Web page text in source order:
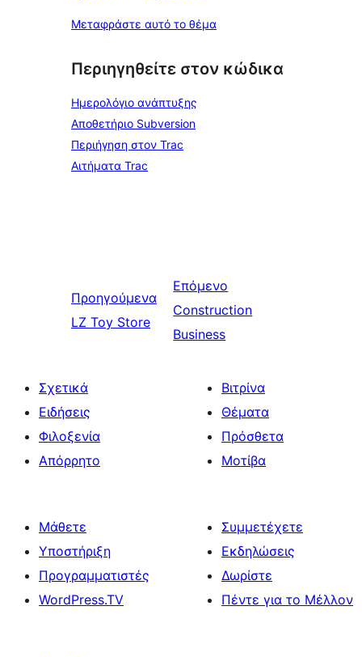
Μεταφράστε αυτό το θέμα
Περιηγηθείτε στον κώδικα
Ημερολόγιο ανάπτυξης
Αποθετήριο Subversion
Περιήγηση στον Trac
Αιτήματα Trac
Προηγούμενα
LZ Toy Store
Επόμενο
Construction
Business
Σχετικά
Ειδήσεις
Φιλοξενία
Απόρρητο
Βιτρίνα
Θέματα
Πρόσθετα
Μοτίβα
Μάθετε
Υποστήριξη
Προγραμματιστές
WordPress.TV
Συμμετέχετε
Εκδηλώσεις
Δωρίστε
Πέντε για το Μέλλον